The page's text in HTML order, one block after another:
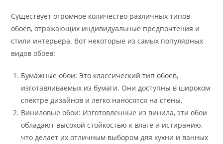
Существует огромное количество различных типов
обоев, отражающих индивидуальные предпочтения и
стили интерьера. Вот некоторые из самых популярных
видов обоев:
Бумажные обои: Это классический тип обоев,
изготавливаемых из бумаги. Они доступны в широком
спектре дизайнов и легко наносятся на стены.
Виниловые обои: Изготовленные из винила, эти обои
обладают высокой стойкостью к влаге и истиранию,
что делает их отличным выбором для кухни и ванных